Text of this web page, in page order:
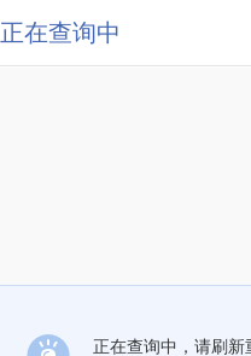
正在查询中
正在查询中，请刷新